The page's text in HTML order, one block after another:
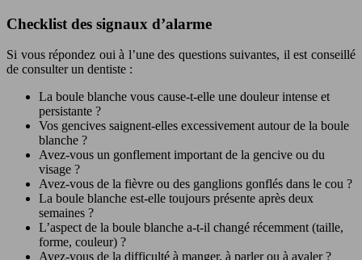
Checklist des signaux d’alarme
Si vous répondez oui à l’une des questions suivantes, il est conseillé
de consulter un dentiste :
La boule blanche vous cause-t-elle une douleur intense et
persistante ?
Vos gencives saignent-elles excessivement autour de la boule
blanche ?
Avez-vous un gonflement important de la gencive ou du
visage ?
Avez-vous de la fièvre ou des ganglions gonflés dans le cou ?
La boule blanche est-elle toujours présente après deux
semaines ?
L’aspect de la boule blanche a-t-il changé récemment (taille,
forme, couleur) ?
Avez-vous de la difficulté à manger, à parler ou à avaler ?